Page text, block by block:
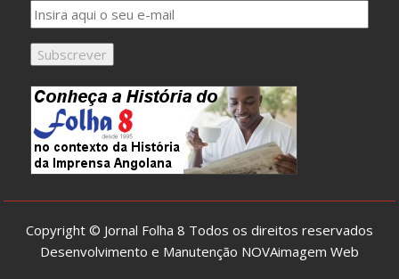
Copyright © Jornal Folha 8 Todos os direitos reservados
Desenvolvimento e Manutenção NOVAimagem Web